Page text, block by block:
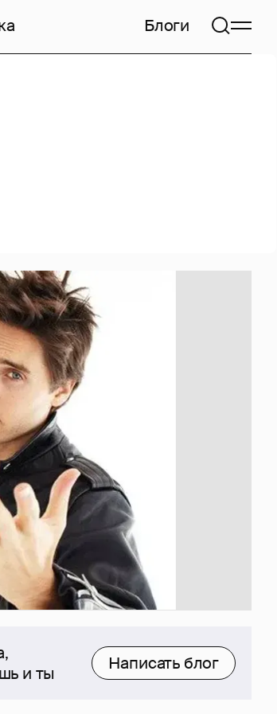
Блоги
и ты
Написать блог